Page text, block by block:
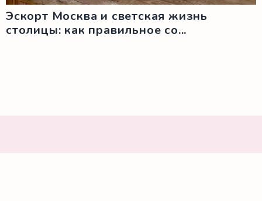
Эскорт Москва и светская жизнь
столицы: как правильное со...